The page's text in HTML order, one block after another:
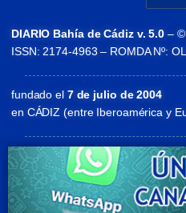
DIARIO Bahía de Cádiz v. 5.0 – ©
ISSN: 2174-4963 – ROMDA Nº:
fundado el7 de julio de 2004
en CÁDIZ (entre Iberoamérica y